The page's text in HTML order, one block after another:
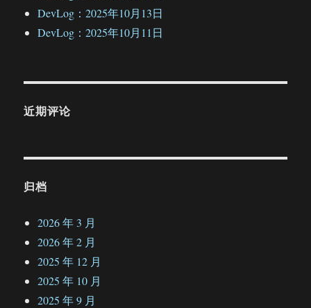
DevLog：2025年10月13日
DevLog：2025年10月11日
近期评论
归档
2026 年 3 月
2026 年 2 月
2025 年 12 月
2025 年 10 月
2025 年 9 月